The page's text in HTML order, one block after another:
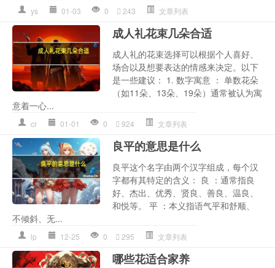
ys 01-03 0 243 文章列表
成人礼花束几朵合适
成人礼的花束选择可以根据个人喜好、
场合以及想要表达的情感来决定。以下
是一些建议： 1. 数字寓意 ： 单数花朵
（如11朵、13朵、19朵）通常被认为寓
意着一心...
cr 01-01 0 924 文章列表
良平的意思是什么
良平这个名字由两个汉字组成，每个汉
字都有其特定的含义： 良 ：通常指良
好、杰出、优秀、贤良、善良、温良、
和悦等。 平 ：本义指语气平和舒顺、
不倾斜、无...
lp 12-25 0 295 文章列表
哪些花适合家养